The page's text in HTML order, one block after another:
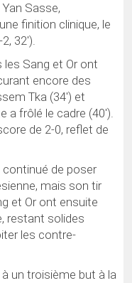
Sasse,
finition clinique, le
32').
les Sang et Or ont
encore des
Tka (34') et
a frôlé le cadre (40').
de 2-0, reflet de
continué de poser
mais son tir
et Or ont ensuite
restant solides
les contre-
un troisième but à la